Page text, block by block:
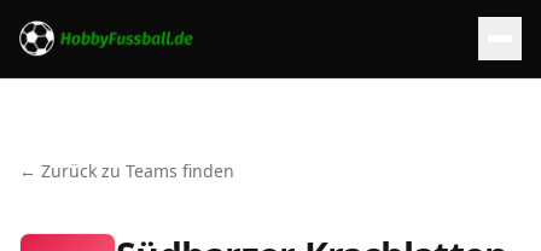
← Zurück zu Teams finden